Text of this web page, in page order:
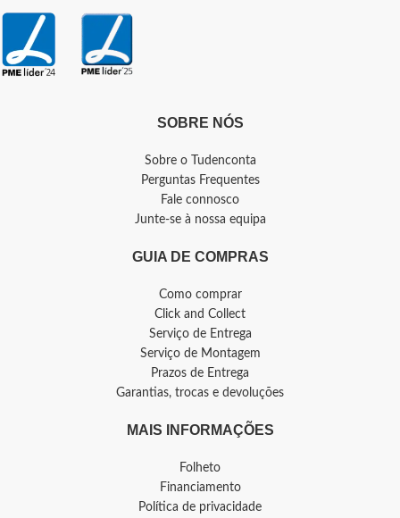
SOBRE NÓS
Sobre o Tudenconta
Perguntas Frequentes
Fale connosco
Junte-se à nossa equipa
GUIA DE COMPRAS
Como comprar
Click and Collect
Serviço de Entrega
Serviço de Montagem
Prazos de Entrega
Garantias, trocas e devoluções
MAIS INFORMAÇÕES
Folheto
Financiamento
Política de privacidade